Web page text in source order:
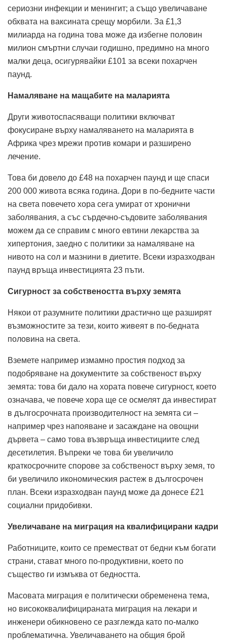
сериозни инфекции и менингит; а също увеличаване
обхвата на ваксината срещу морбили. За £1,3
милиарда на година това може да избегне половин
милион смъртни случаи годишно, предимно на много
малки деца, осигурявайки £101 за всеки похарчен
паунд.
Намаляване на мащабите на маларията
Други животоспасяващи политики включват
фокусиране върху намаляването на маларията в
Африка чрез мрежи против комари и разширено
лечение.
Това би довело до £48 на похарчен паунд и ще спаси
200 000 живота всяка година. Дори в по-бедните части
на света повечето хора сега умират от хронични
заболявания, а със сърдечно-съдовите заболявания
можем да се справим с много евтини лекарства за
хипертония, заедно с политики за намаляване на
нивото на сол и мазнини в диетите. Всеки изразходван
паунд връща инвестицията 23 пъти.
Сигурност за собствеността върху земята
Някои от разумните политики драстично ще разширят
възможностите за тези, които живеят в по-бедната
половина на света.
Вземете например измамно простия подход за
подобряване на документите за собственост върху
земята: това би дало на хората повече сигурност, което
означава, че повече хора ще се осмелят да инвестират
в дългосрочната производителност на земята си –
например чрез напояване и засаждане на овощни
дървета – само това възвръща инвестициите след
десетилетия. Въпреки че това би увеличило
краткосрочните спорове за собственост върху земя, то
би увеличило икономическия растеж в дългосрочен
план. Всеки изразходван паунд може да донесе £21
социални придобивки.
Увеличаване на миграция на квалифицирани кадри
Работниците, които се преместват от бедни към богати
страни, стават много по-продуктивни, което по
същество ги измъква от бедността.
Масовата миграция е политически обременена тема,
но висококвалифицираната миграция на лекари и
инженери обикновено се разглежда като по-малко
проблематична. Увеличаването на общия брой